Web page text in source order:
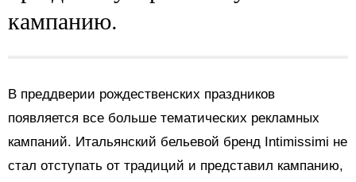
кампанию.
В преддверии рождественских праздников
появляется все больше тематических рекламных
кампаний. Итальянский бельевой бренд Intimissimi не
стал отступать от традиций и представил кампанию,